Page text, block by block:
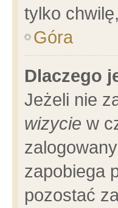
tylko
Góra
Dlaczego
Jeżeli nie
wizycie w
zapobiega
pozostać